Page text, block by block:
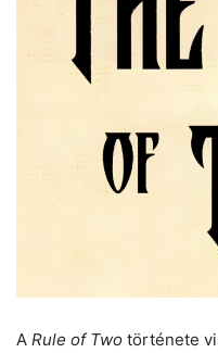
A Rule of Two története